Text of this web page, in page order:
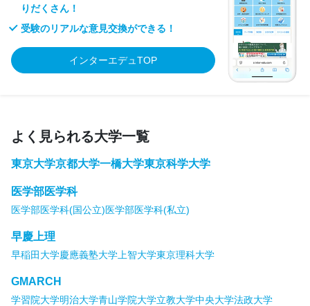
りだくさん！
受験のリアルな意見交換ができる！
インターエデュTOP
よく見られる大学一覧
東京大学京都大学一橋大学東京科学大学
医学部医学科
医学部医学科(国公立)医学部医学科(私立)
早慶上理
早稲田大学慶應義塾大学 上智大学東京理科大学
GMARCH
学習院大学明治大学青山学院大学立教大学中央大学法政大学